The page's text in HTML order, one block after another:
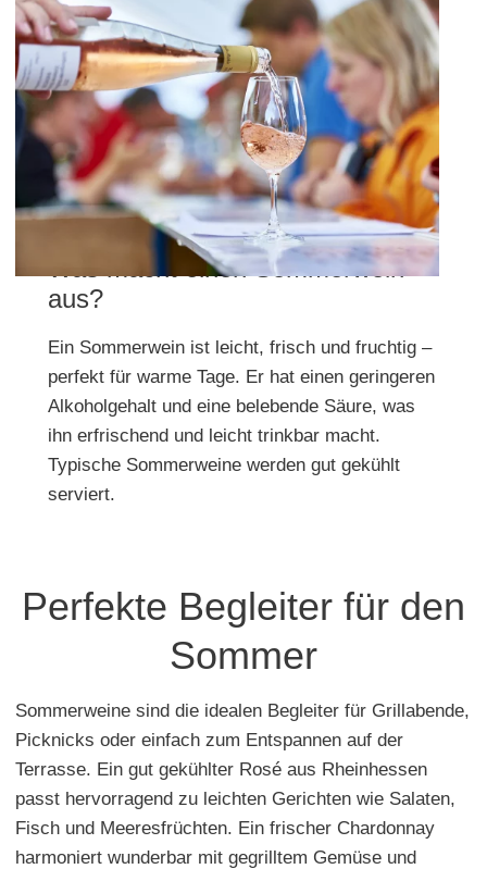
Was macht einen Sommerwein
aus?
Ein Sommerwein ist leicht, frisch und fruchtig –
perfekt für warme Tage. Er hat einen geringeren
Alkoholgehalt und eine belebende Säure, was
ihn erfrischend und leicht trinkbar macht.
Typische Sommerweine werden gut gekühlt
serviert.
Perfekte Begleiter für den
Sommer
Sommerweine sind die idealen Begleiter für Grillabende,
Picknicks oder einfach zum Entspannen auf der
Terrasse. Ein gut gekühlter Rosé aus Rheinhessen
passt hervorragend zu leichten Gerichten wie Salaten,
Fisch und Meeresfrüchten. Ein frischer Chardonnay
harmoniert wunderbar mit gegrilltem Gemüse und